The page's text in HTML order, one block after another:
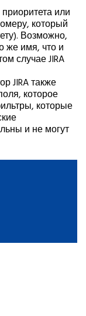
или
который
Возможно,
же имя, что и
случае JIRA
JIRA также
которое
которые
и не могут